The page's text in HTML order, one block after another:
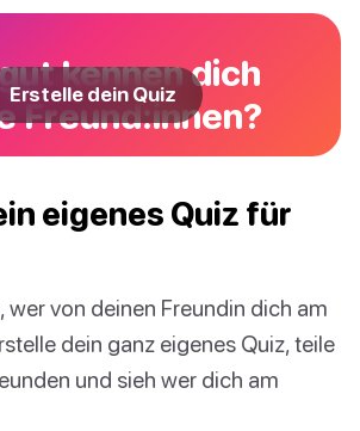
kennen dich
Freund:innen?
Erstelle dein Quiz
eigenes Quiz für
wer von deinen Freundin dich am
dein ganz eigenes Quiz, teile
und sieh wer dich am